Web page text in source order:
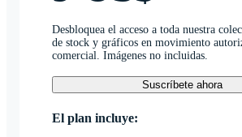
Desbloquea el acceso a toda nuestra
de stock y gráficos en movimiento
comercial. Imágenes no incluidas.
Suscríbete ahora
El plan incluye: